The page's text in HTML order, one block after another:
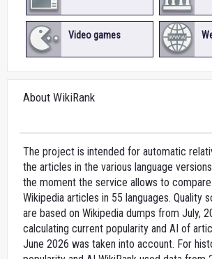
Video games
About WikiRank
The project is intended for automatic
the articles in the various language
the moment the service allows to
Wikipedia articles in 55 languages. Quality
are based on Wikipedia dumps from July,
calculating current popularity and AI of
June 2026 was taken into account. For